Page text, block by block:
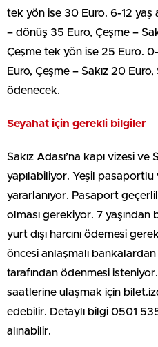
tek yön ise 30 Euro. 6-12 yaş
– dönüş 35 Euro, Çeşme –
Çeşme tek yön ise 25 Euro.
Euro, Çeşme – Sakız 20
ödenecek.
Seyahat için gerekli bilgiler
Sakız Adası’na kapı vizesi
yapılabiliyor. Yeşil
yararlanıyor. Pasaport
olması gerekiyor. 7 yaşından
yurt dışı harcını ödemesi
öncesi anlaşmalı
tarafından ödenmesi
saatlerine ulaşmak için
edebilir. Detaylı bilgi 0501
alınabilir.